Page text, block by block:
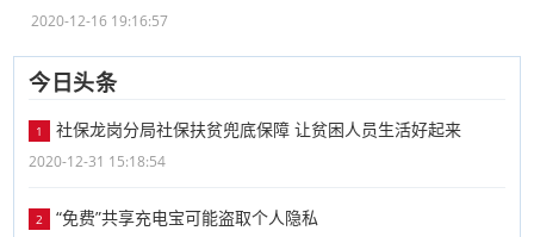
2020-12-16 19:16:57
今日头条
1 社保龙岗分局社保扶贫兜底保障 让贫困人员生活好起来
2020-12-31 15:18:54
2 “免费”共享充电宝可能盗取个人隐私